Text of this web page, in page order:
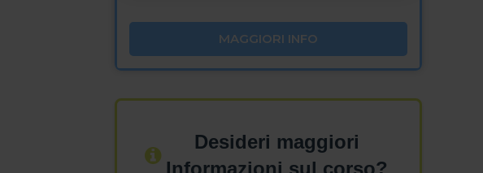
MAGGIORI INFO
Desideri maggiori